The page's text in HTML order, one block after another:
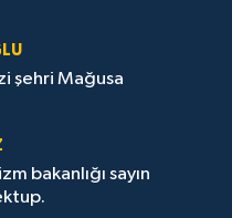
şehri Mağusa
bakanlığı sayın